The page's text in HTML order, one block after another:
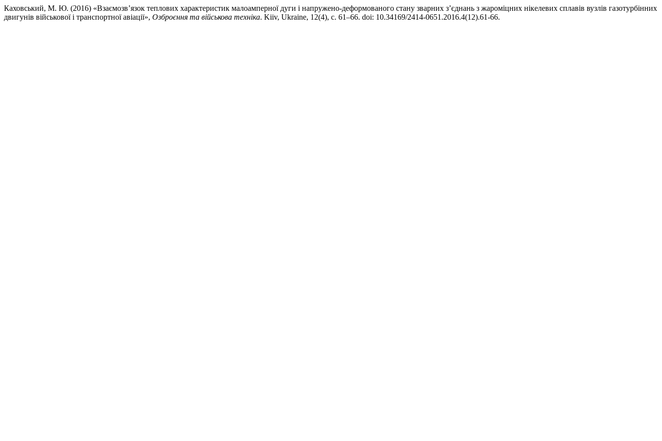
Каховський, М. Ю. (2016) «Взаємозв’язок теплових характеристик малоамперної дуги і напружено-деформованого стану зварних з’єднань з жароміцних нікелевих сплавів вузлів газотурбінних
двигунів військової і транспортної авіації», Озброєння та військова техніка. Kiiv, Ukraine, 12(4), с. 61–66. doi: 10.34169/2414-0651.2016.4(12).61-66.